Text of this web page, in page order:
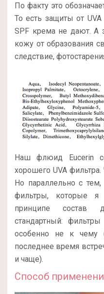
По факту это
То есть защиты от
SPF крема не дают. А
кожу от образования
следствие,
Наш флюид Eucerin
хорошего UVA
Но параллельно с
фильтры, которые
принципе состав
стандартный:
особенно не к чему
последнее время
и чаще).
Способ